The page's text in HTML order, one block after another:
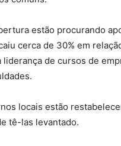
estão procurando
cerca de 30% em
liderança de cursos de
locais estão
tê-las levantado.